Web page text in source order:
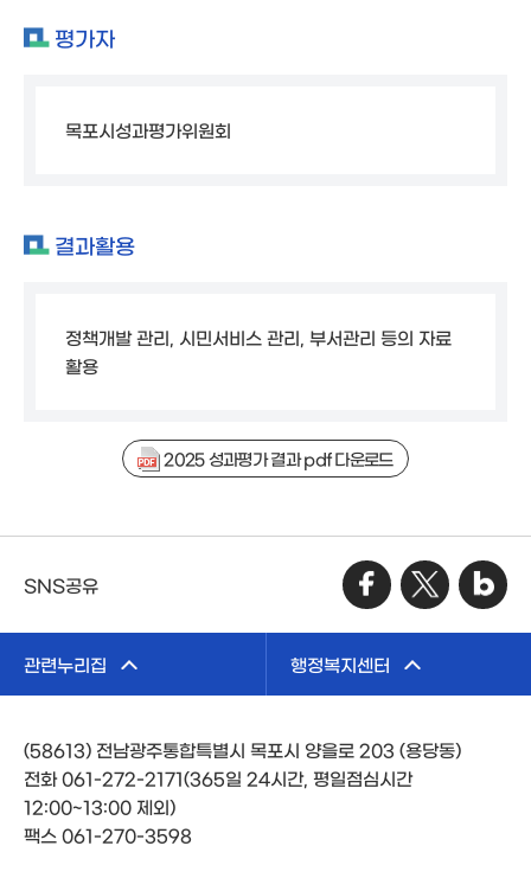
평가자
목포시성과평가위원회
결과활용
정책개발 관리, 시민서비스 관리, 부서관리 등의 자료
활용
2025 성과평가 결과 pdf 다운로드
SNS공유
관련누리집 행정복지센터
(58613) 전남광주통합특별시 목포시 양을로 203 (용당동)
전화 061-272-2171(365일 24시간, 평일점심시간
12:00~13:00 제외)
팩스 061-270-3598